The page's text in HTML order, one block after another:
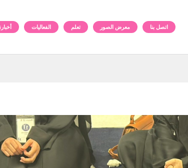
الفعاليات تعلم معرض الصور اتصل بنا